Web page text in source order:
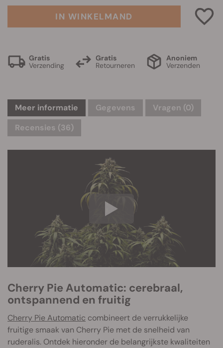
IN WINKELMAND
Gratis
Verzending
Gratis
Retourneren
Anoniem
Verzenden
Meer informatie Gegevens Vragen (0)
Recensies (36)
Cherry Pie Automatic: cerebraal,
ontspannend en fruitig
Cherry Pie Automatic combineert de verrukkelijke
fruitige smaak van Cherry Pie met de snelheid van
ruderalis. Ontdek hieronder de belangrijkste kwaliteiten